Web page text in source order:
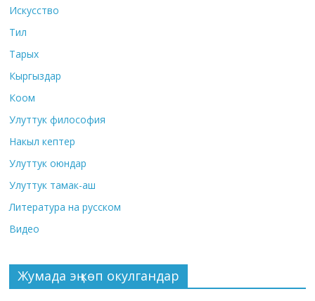
Искусство
Тил
Тарых
Кыргыздар
Коом
Улуттук философия
Накыл кептер
Улуттук оюндар
Улуттук тамак-аш
Литература на русском
Видео
Жумада эң көп окулгандар